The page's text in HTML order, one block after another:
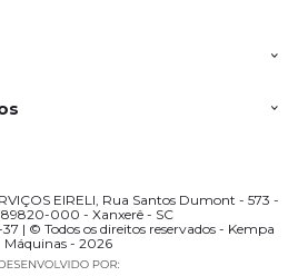
EIRELI, Rua Santos Dumont - 573 -
89820-000 - Xanxerê - SC
| © Todos os direitos reservados - Kempa
Máquinas - 2026